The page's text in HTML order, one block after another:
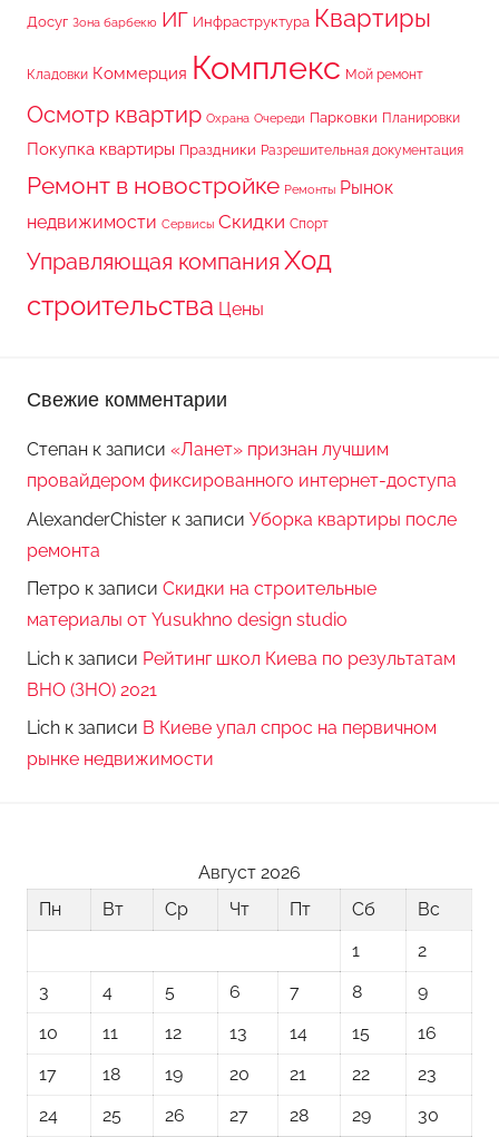
Досуг Зона барбекю ИГ Инфраструктура Квартиры
Кладовки Коммерция Комплекс Мой ремонт
Осмотр квартир Охрана Очереди Парковки Планировки
Покупка квартиры Праздники Разрешительная документация
Ремонт в новостройке Ремонты Рынок
недвижимости Сервисы Скидки Спорт
Управляющая компания Ход
строительства Цены
Свежие комментарии
Степан к записи «Ланет» признан лучшим
провайдером фиксированного интернет-доступа
AlexanderChister к записи Уборка квартиры после
ремонта
Петро к записи Скидки на строительные
материалы от Yusukhno design studio
Lich к записи Рейтинг школ Киева по результатам
ВНО (ЗНО) 2021
Lich к записи В Киеве упал спрос на первичном
рынке недвижимости
Август 2026
Пн
Вт Ср Чт Пт Сб
Вс
1
2
3
4 5 6 7 8
9
10
11 12 13 14 15
16
17
18 19 20 21 22
23
24
25 26 27 28 29 30